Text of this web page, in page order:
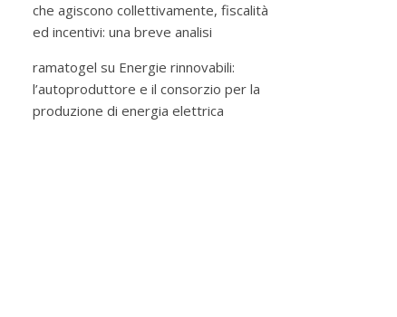
che agiscono collettivamente, fiscalità
ed incentivi: una breve analisi
ramatogel su Energie rinnovabili:
l’autoproduttore e il consorzio per la
produzione di energia elettrica